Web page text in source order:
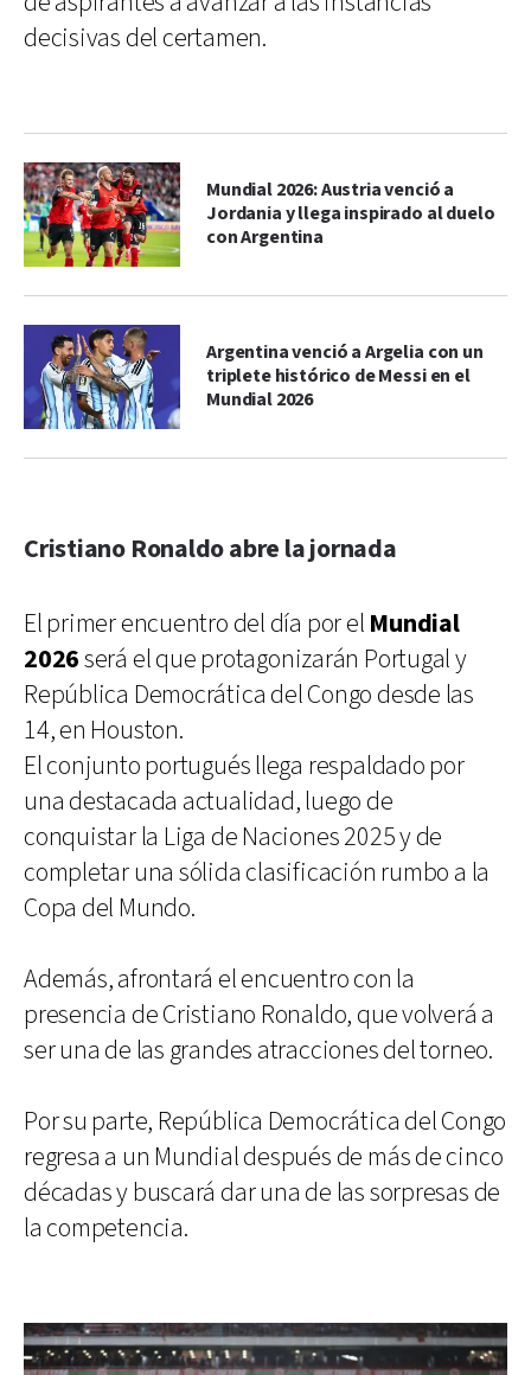
decisivas del certamen.
Mundial 2026: Austria venció a
Jordania y llega inspirado al duelo
con Argentina
Argentina venció a Argelia con un
triplete histórico de Messi en el
Mundial 2026
Cristiano Ronaldo abre la jornada
El primer encuentro del día por el Mundial
2026será el que protagonizarán Portugal y
República Democrática del Congo desde las
14, en Houston.
El conjunto portugués llega respaldado por
una destacada actualidad, luego de
conquistar la Liga de Naciones 2025 y de
completar una sólida clasificación rumbo a la
Copa del Mundo.
Además, afrontará el encuentro con la
presencia de Cristiano Ronaldo, que volverá a
ser una de las grandes atracciones del torneo.
Por su parte, República Democrática del Congo
regresa a un Mundial después de más de cinco
décadas y buscará dar una de las sorpresas de
la competencia.